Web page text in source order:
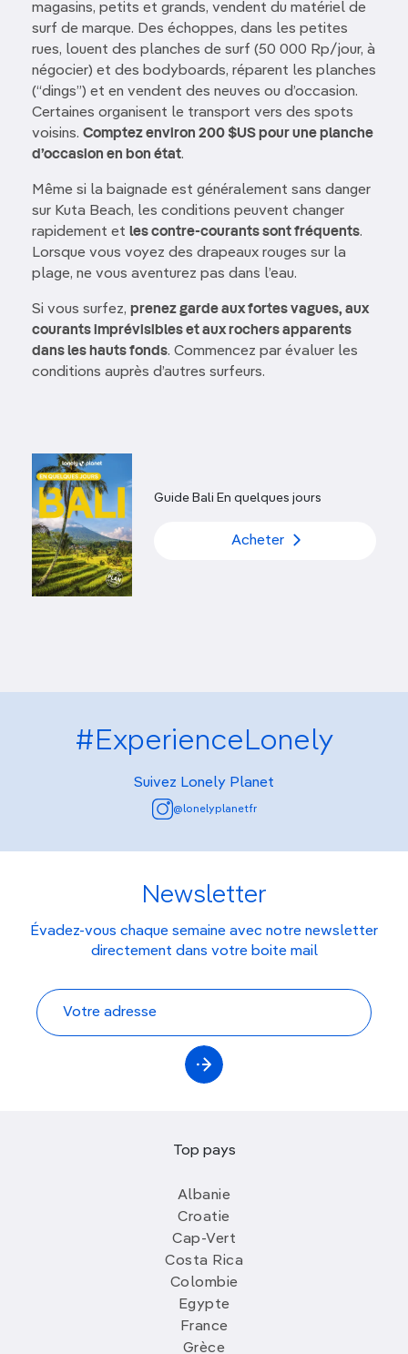
magasins, petits et grands, vendent du matériel de
surf de marque. Des échoppes, dans les petites
rues, louent des planches de surf (50 000 Rp/jour, à
négocier) et des bodyboards, réparent les planches
(“dings”) et en vendent des neuves ou d’occasion.
Certaines organisent le transport vers des spots
voisins. Comptez environ 200 $US pour une planche
d’occasion en bon état.
Même si la baignade est généralement sans danger
sur Kuta Beach, les conditions peuvent changer
rapidement et les contre-courants sont fréquents.
Lorsque vous voyez des drapeaux rouges sur la
plage, ne vous aventurez pas dans l’eau.
Si vous surfez, prenez garde aux fortes vagues, aux
courants imprévisibles et aux rochers apparents
dans les hauts fonds. Commencez par évaluer les
conditions auprès d’autres surfeurs.
Guide Bali En quelques jours
Acheter
#ExperienceLonely
Suivez Lonely Planet
@lonelyplanetfr
Newsletter
Évadez-vous chaque semaine avec notre newsletter
directement dans votre boite mail
Top pays
Albanie
Croatie
Cap-Vert
Costa Rica
Colombie
Egypte
France
Grèce